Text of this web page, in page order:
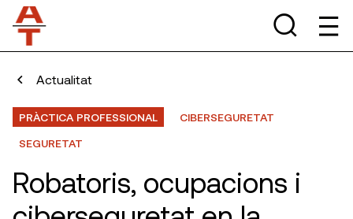
Actualitat
PRÀCTICA PROFESSIONAL
CIBERSEGURETAT
SEGURETAT
Robatoris, ocupacions i